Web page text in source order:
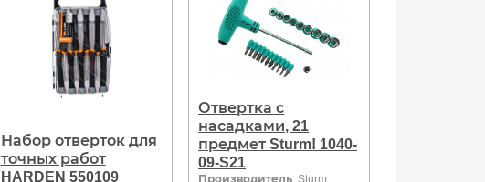
Набор отверток для
точных работ
HARDEN 550109
Отвертка с
насадками, 21
предмет Sturm! 1040-
09-S21